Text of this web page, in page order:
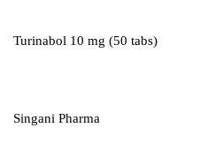
Turinabol 10 mg (50 tabs)
Singani Pharma